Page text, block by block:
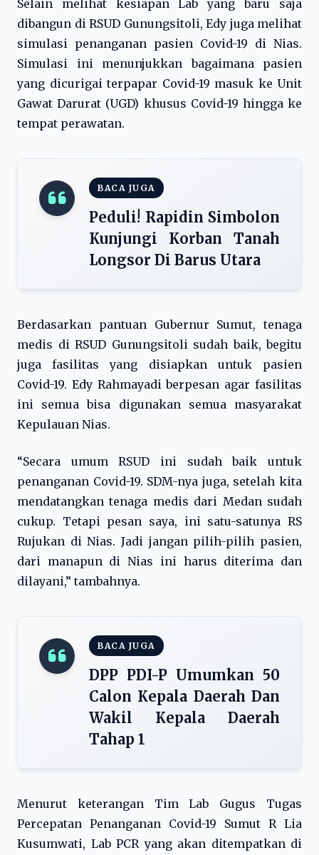
Selain melihat kesiapan Lab yang baru saja
dibangun di RSUD Gunungsitoli, Edy juga melihat
simulasi penanganan pasien Covid-19 di Nias.
Simulasi ini menunjukkan bagaimana pasien
yang dicurigai terpapar Covid-19 masuk ke Unit
Gawat Darurat (UGD) khusus Covid-19 hingga ke
tempat perawatan.
BACA JUGA
Peduli! Rapidin Simbolon
Kunjungi Korban Tanah
Longsor Di Barus Utara
Berdasarkan pantuan Gubernur Sumut, tenaga
medis di RSUD Gunungsitoli sudah baik, begitu
juga fasilitas yang disiapkan untuk pasien
Covid-19. Edy Rahmayadi berpesan agar fasilitas
ini semua bisa digunakan semua masyarakat
Kepulauan Nias.
“Secara umum RSUD ini sudah baik untuk
penanganan Covid-19. SDM-nya juga, setelah kita
mendatangkan tenaga medis dari Medan sudah
cukup. Tetapi pesan saya, ini satu-satunya RS
Rujukan di Nias. Jadi jangan pilih-pilih pasien,
dari manapun di Nias ini harus diterima dan
dilayani,” tambahnya.
BACA JUGA
DPP PDI-P Umumkan 50
Calon Kepala Daerah Dan
Wakil Kepala Daerah
Tahap 1
Menurut keterangan Tim Lab Gugus Tugas
Percepatan Penanganan Covid-19 Sumut R Lia
Kusumwati, Lab PCR yang akan ditempatkan di